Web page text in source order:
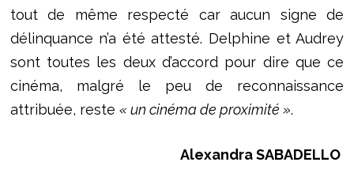
tout de même respecté car aucun signe de
délinquance n’a été attesté. Delphine et Audrey
sont toutes les deux d’accord pour dire que ce
cinéma, malgré le peu de reconnaissance
attribuée, reste « un cinéma de proximité ».
Alexandra SABADELLO